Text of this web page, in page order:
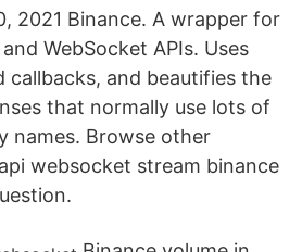
2021 Binance. A wrapper for
WebSocket APIs. Uses
callbacks, and beautifies the
that normally use lots of
names. Browse other
websocket stream binance